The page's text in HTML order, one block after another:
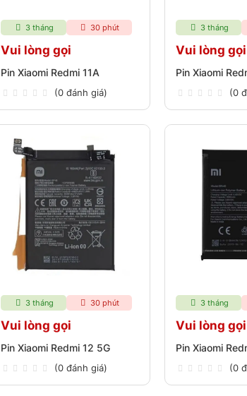
3 tháng 30 phút
Vui lòng gọi
Pin Xiaomi Redmi 11A
(0 đánh giá)
3 tháng
Vui lòng gọi
Pin Xiaomi
(0
3 tháng 30 phút
Vui lòng gọi
Pin Xiaomi Redmi 12 5G
(0 đánh giá)
3 tháng
Vui lòng gọi
Pin Xiaomi
(0